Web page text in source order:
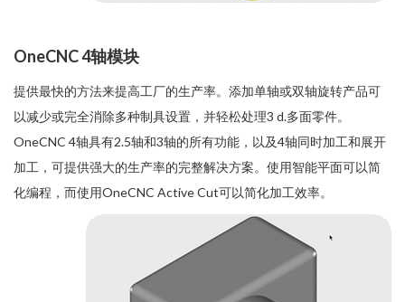
OneCNC 4轴模块
提供最快的方法来提高工厂的生产率。添加单轴或双轴旋转产品可
以减少或完全消除多种制具设置，并轻松处理3 d.多面零件。
OneCNC 4轴具有2.5轴和3轴的所有功能，以及4轴同时加工和展开
加工，可提供强大的生产率的完整解决方案。使用智能平面可以简
化编程，而使用OneCNC Active Cut可以简化加工效率。